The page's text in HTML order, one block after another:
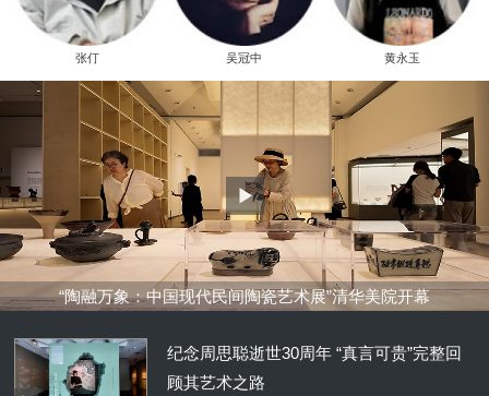
张仃 吴冠中 黄永玉
“陶融万象：中国现代民间陶瓷艺术展”清华美院开幕
纪念周思聪逝世30周年 “真言可贵”完整回
顾其艺术之路